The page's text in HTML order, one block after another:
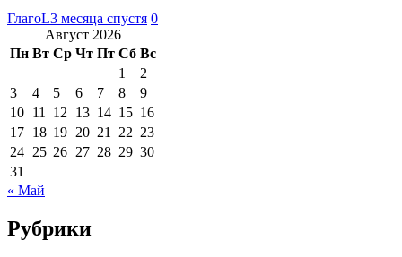
ГлагоL3 месяца спустя 0
Август 2026
Пн Вт Ср Чт Пт Сб Вс
1
2
3
4 5 6 7 8
9
10 11 12 13 14 15 16
17 18 19 20 21 22 23
24 25 26 27 28 29 30
31
« Май
Рубрики